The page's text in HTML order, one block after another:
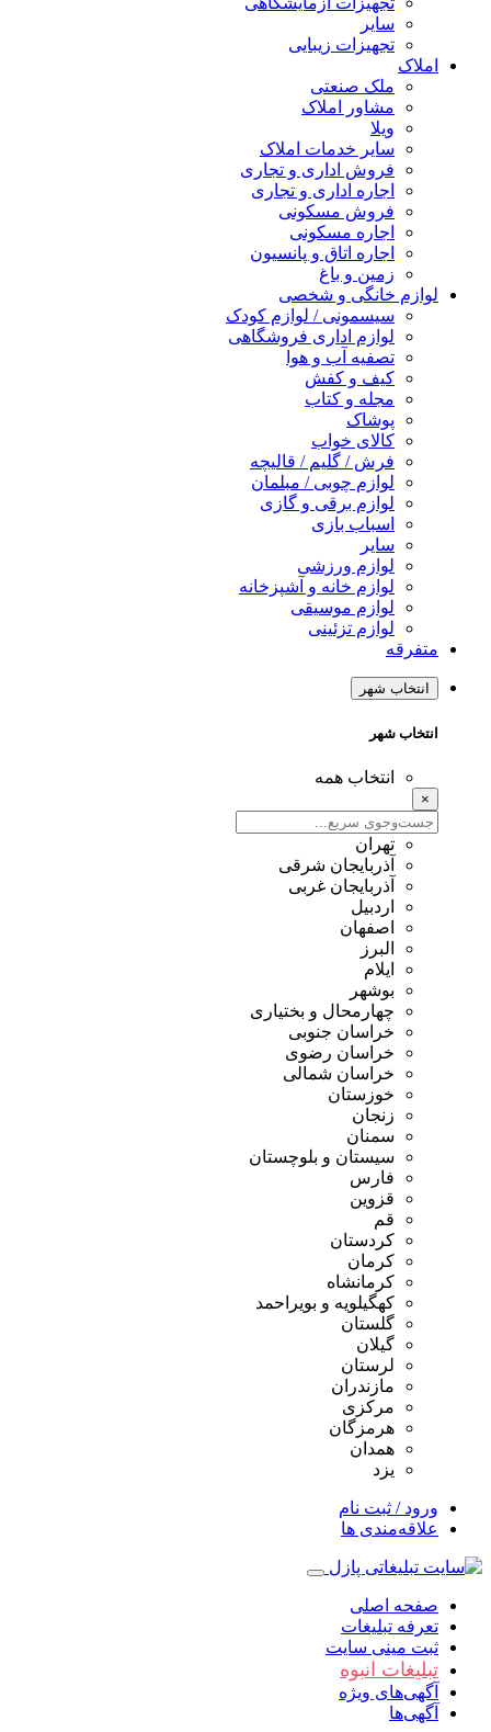
سایر
تجهیزات زیبایی
املاک
ملک صنعتی
مشاور املاک
ویلا
سایر خدمات املاک
فروش اداری و تجاری
اجاره اداری و تجاری
فروش مسکونی
اجاره مسکونی
اجاره اتاق و پانسیون
زمین و باغ
لوازم خانگی و شخصی
سیسمونی / لوازم کودک
لوازم اداری فروشگاهی
تصفیه آب و هوا
کیف و کفش
مجله و کتاب
پوشاک
کالای خواب
فرش / گلیم / قالیچه
لوازم چوبی / مبلمان
لوازم برقی و گازی
اسباب بازی
سایر
لوازم ورزشی
لوازم خانه و آشپزخانه
لوازم موسیقی
لوازم تزئینی
متفرقه
انتخاب شهر
انتخاب شهر
انتخاب همه
×
تهران
آذربایجان شرقی
آذربایجان غربی
اردبیل
اصفهان
البرز
ایلام
بوشهر
چهارمحال و بختیاری
خراسان جنوبی
خراسان رضوی
خراسان شمالی
خوزستان
زنجان
سمنان
سیستان و بلوچستان
فارس
قزوین
قم
کردستان
کرمان
کرمانشاه
کهگیلویه و بویراحمد
گلستان
گیلان
لرستان
مازندران
مرکزی
هرمزگان
همدان
یزد
ورود / ثبت نام
علاقه‌مندی ها
صفحه اصلی
تعرفه تبلیغات
ثبت مینی سایت
تبلیغات انبوه
آگهی‌های ویژه
آگهی‌ها